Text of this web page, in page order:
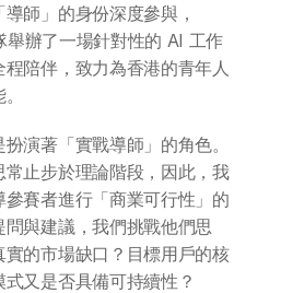
導師」的身份深度參與，
辦了一場針對性的 AI 工作
陪伴，致力為香港的青年人
演著「實戰導師」的角色。
止步於理論階段，因此，我
賽者進行「商業可行性」的
與建議，我們挑戰他們思
的市場缺口？目標用戶的核
又是否具備可持續性？